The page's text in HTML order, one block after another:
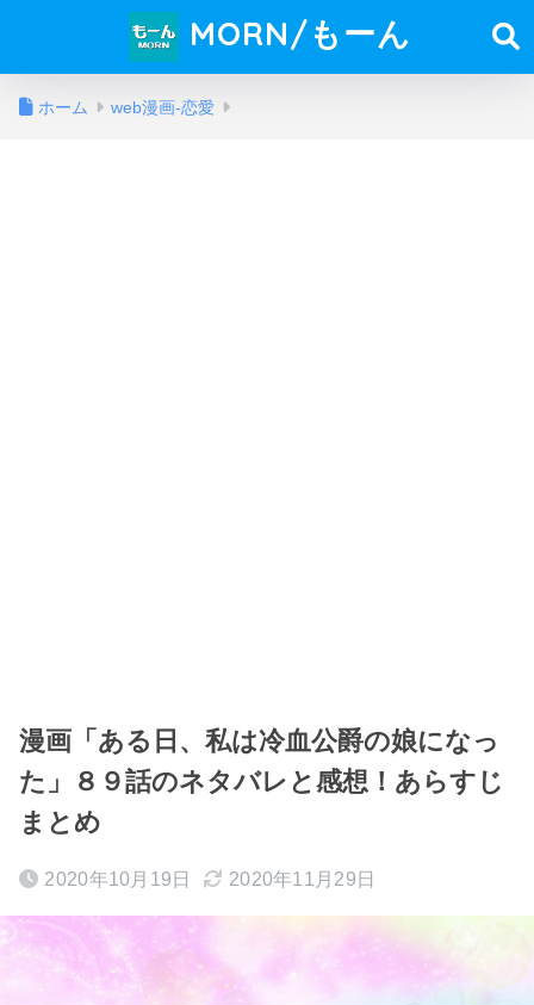
MORN/もーん
ホーム web漫画-恋愛
漫画「ある日、私は冷血公爵の娘になっ
た」８９話のネタバレと感想！あらすじ
まとめ
2020年10月19日 2020年11月29日